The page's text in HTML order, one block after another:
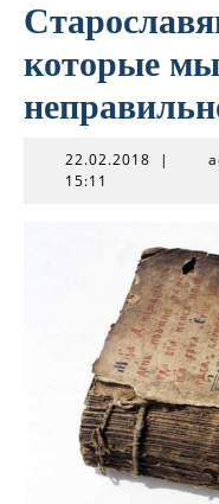
которые
22.02.2018 |
15:11